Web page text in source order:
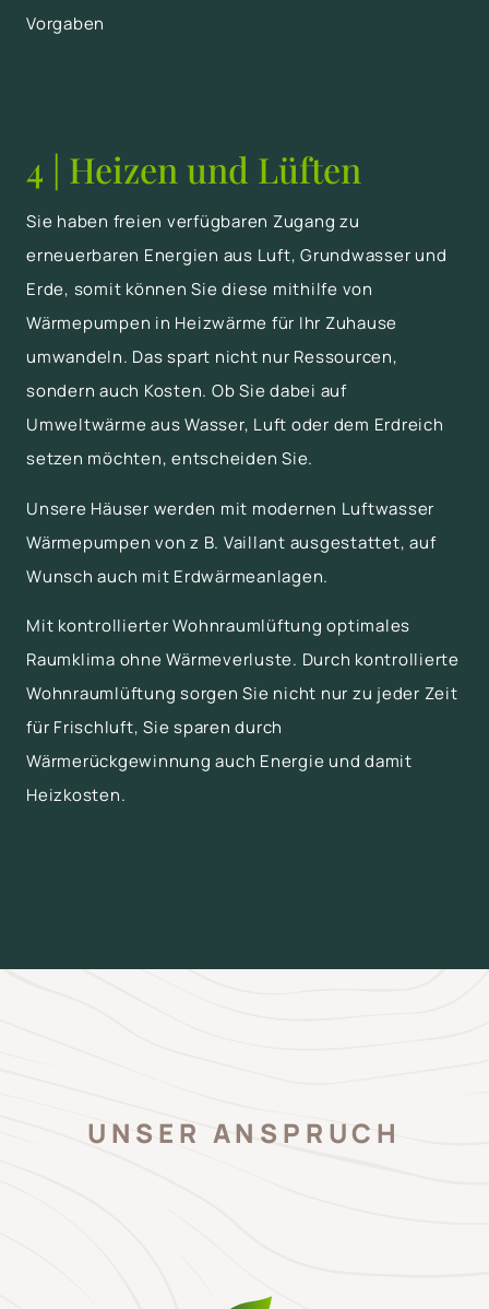
Vorgaben
4 | Heizen und Lüften
Sie haben freien verfügbaren Zugang zu
erneuerbaren Energien aus Luft, Grundwasser und
Erde, somit können Sie diese mithilfe von
Wärmepumpen in Heizwärme für Ihr Zuhause
umwandeln. Das spart nicht nur Ressourcen,
sondern auch Kosten. Ob Sie dabei auf
Umweltwärme aus Wasser, Luft oder dem Erdreich
setzen möchten, entscheiden Sie.
Unsere Häuser werden mit modernen Luftwasser
Wärmepumpen von z B. Vaillant ausgestattet, auf
Wunsch auch mit Erdwärmeanlagen.
Mit kontrollierter Wohnraumlüftung optimales
Raumklima ohne Wärmeverluste. Durch kontrollierte
Wohnraumlüftung sorgen Sie nicht nur zu jeder Zeit
für Frischluft, Sie sparen durch
Wärmerückgewinnung auch Energie und damit
Heizkosten.
UNSER ANSPRUCH